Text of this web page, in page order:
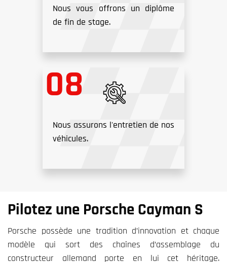
Nous vous offrons un diplôme
de fin de stage.
Nous assurons l'entretien de nos
véhicules.
Pilotez une Porsche Cayman S
Porsche possède une tradition d’innovation et chaque
modèle qui sort des chaînes d’assemblage du
constructeur allemand porte en lui cet héritage.